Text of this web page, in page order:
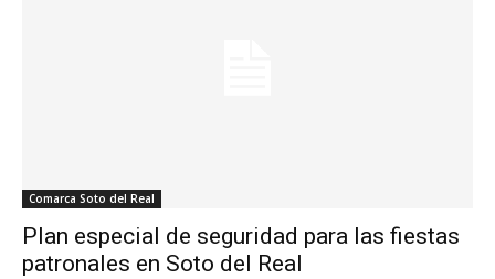
Comarca Soto del Real
Plan especial de seguridad para las fiestas
patronales en Soto del Real